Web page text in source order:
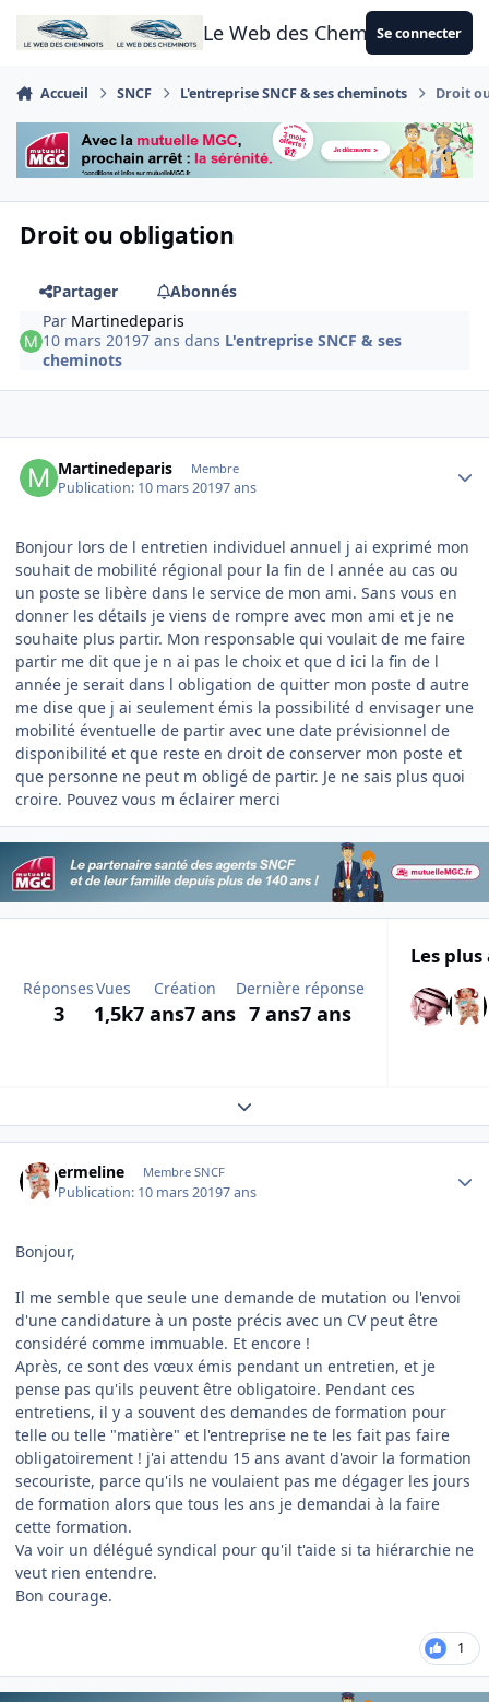
Aller au contenu
Le Web des CheminotsSe connecter
Accueil SNCF L'entreprise SNCF & ses cheminots Droit
Droit ou obligation
Partager
Abonnés
Par Martinedeparis
10 mars 20197 ans dans L'entreprise SNCF & ses
cheminots
Martinedeparis Membre
Publication: 10 mars 20197 ans
Bonjour lors de l entretien individuel annuel j ai exprimé mon
souhait de mobilité régional pour la fin de l année au cas ou
un poste se libère dans le service de mon ami. Sans vous en
donner les détails je viens de rompre avec mon ami et je ne
souhaite plus partir. Mon responsable qui voulait de me faire
partir me dit que je n ai pas le choix et que d ici la fin de l
année je serait dans l obligation de quitter mon poste d autre
me dise que j ai seulement émis la possibilité d envisager une
mobilité éventuelle de partir avec une date prévisionnel de
disponibilité et que reste en droit de conserver mon poste et
que personne ne peut m obligé de partir. Je ne sais plus quoi
croire. Pouvez vous m éclairer merci
Réponses
3
Vues
1,5k
Création
7 ans7 ans
Dernière réponse
7 ans7 ans
Les
Expand topic overview
ermeline Membre SNCF
Publication: 10 mars 20197 ans
Bonjour,
Il me semble que seule une demande de mutation ou l'envoi
d'une candidature à un poste précis avec un CV peut être
considéré comme immuable. Et encore !
Après, ce sont des vœux émis pendant un entretien, et je
pense pas qu'ils peuvent être obligatoire. Pendant ces
entretiens, il y a souvent des demandes de formation pour
telle ou telle "matière" et l'entreprise ne te les fait pas faire
obligatoirement ! j'ai attendu 15 ans avant d'avoir la formation
secouriste, parce qu'ils ne voulaient pas me dégager les jours
de formation alors que tous les ans je demandai à la faire
cette formation.
Va voir un délégué syndical pour qu'il t'aide si ta hiérarchie ne
veut rien entendre.
Bon courage.
1